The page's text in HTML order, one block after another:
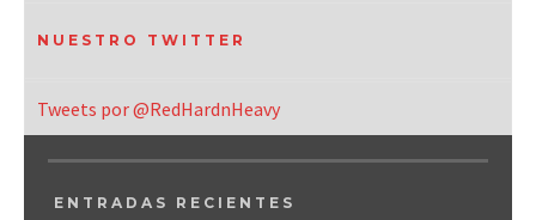
NUESTRO TWITTER
Tweets por @RedHardnHeavy
ENTRADAS RECIENTES